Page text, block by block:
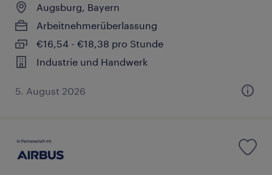
Augsburg, Bayern
Arbeitnehmerüberlassung
€16,54 - €18,38 pro Stunde
Industrie und Handwerk
5. August 2026